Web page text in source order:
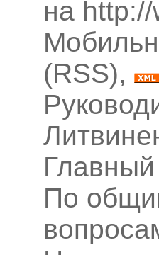
на
(RSS),
По